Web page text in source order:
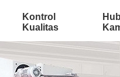
Kontrol
Kualitas